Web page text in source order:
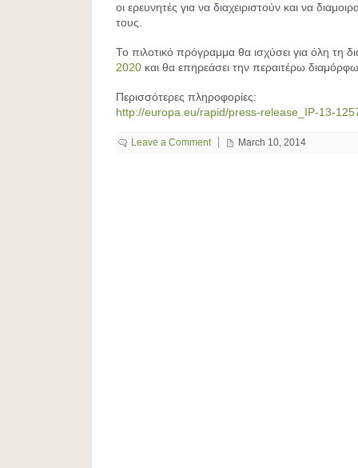
οι ερευνητές για να διαχειριστούν και να
τους.
Το πιλοτικό πρόγραμμα θα ισχύσει για όλη τη
2020 και θα επηρεάσει την περαιτέρω
Περισσότερες πληροφορίες:
http://europa.eu/rapid/press-release_IP-13-
Leave a Comment March 10, 2014